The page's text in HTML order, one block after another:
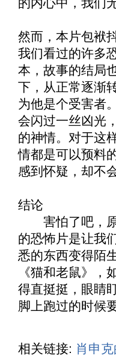
然而，本片包袱
我们看过的许多
本，故事的结局
下，从正常逐渐
为他是个受害者
会闪过一丝凶光
的神情。对于这
情都是可以预料
感到怀疑，却不
结论
害怕了吧，原
的恐怖片是让我
悉的东西变得陌
《猫和老鼠》，
得直挺挺，眼睛
脚上跑过的时候
相关链接: 肖申